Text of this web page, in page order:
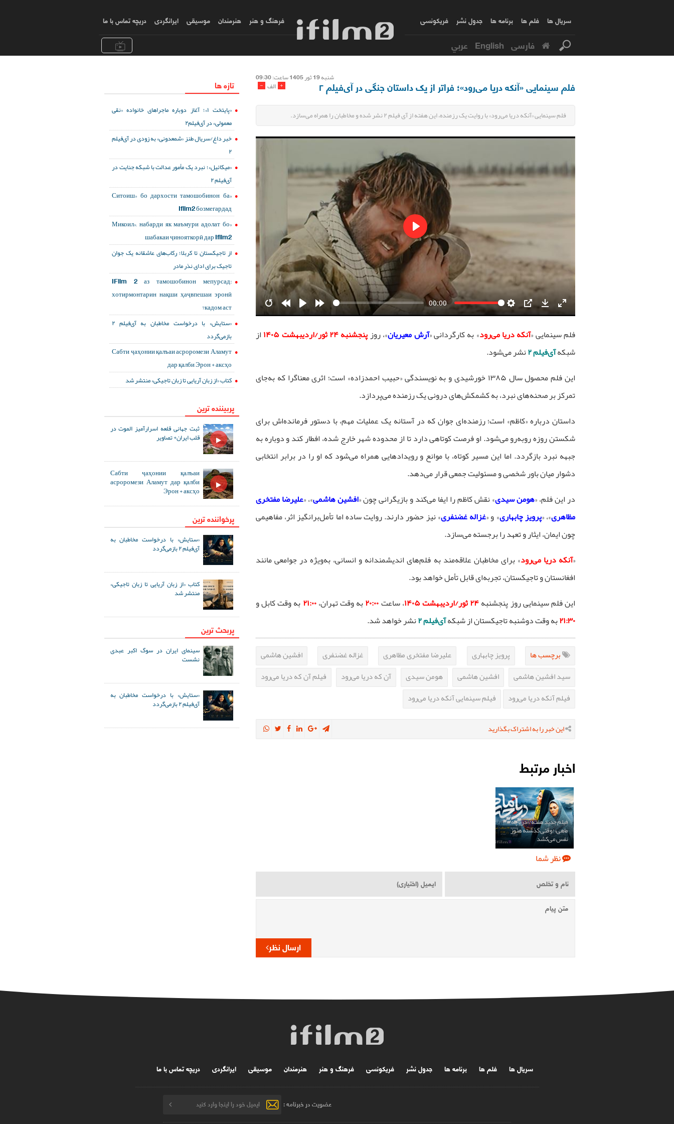
سریال ها فلم ها برنامه ها جدول نشر فریکونسی فرهنگ و هنر هنرمندان موسیقی ایرانگردی دریچه تماس با ما
فارسی English عربي
شنبه 19 ثور 1405 ساعت: 09:30
- الف + فلم سینمایی «آنکه دریا می‌رود»؛ فراتر از یک داستان جنگی در آی‌فیلم ۲
فلم سینمایی «آنکه دریا می‌رود» با روایت یک رزمنده، این هفته از آی فیلم ۲ نشر شده و مخاطبان را همراه می‌سازد.
RestartRewind
10s
Play Forward
10s
00:00
Settings Download
Enter
fullscreen
Play
فلم سینمایی «آنکه دریا می‌رود» به کارگردانی «آرش معیریان»، روزپنجشنبه ۲۴ ثور/اردیبهشت ۱۴۰۵
از
شبکهآی‌فیلم ۲ نشر می‌شود.
این فلم محصول سال ۱۳۸۵ خورشیدی و به نویسندگی «حبیب احمدزاده» است؛ اثری معناگرا که به‌جای
تمرکز بر صحنه‌های نبرد، به کشمکش‌های درونی یک رزمنده می‌پردازد.
داستان درباره «کاظم» است؛ رزمنده‌ای جوان که در آستانه یک عملیات مهم، با دستور فرمانده‌اش برای
شکستن روزه روبه‌رو می‌شود. او فرصت کوتاهی دارد تا از محدوده شهر خارج شده، افطار کند و دوباره به
جبهه نبرد بازگردد. اما این مسیر کوتاه، با موانع و رویدادهایی همراه می‌شود که او را در برابر انتخابی
دشوار میان باور شخصی و مسئولیت جمعی قرار می‌دهد.
در این فلم، «هومن سیدی» نقش کاظم را ایفا می‌کند و بازیگرانی چون «افشین هاشمی»، «علیرضا مفتخری
مظاهری»، «پرویز چابهاری» و «غزاله غضنفری» نیز حضور دارند. روایت ساده اما تأمل‌برانگیز اثر، مفاهیمی
چون ایمان، ایثار و تعهد را برجسته می‌سازد.
«آنکه دریا می‌رود» برای مخاطبان علاقه‌مند به فلم‌های اندیشمندانه و انسانی، به‌ویژه در جوامعی مانند
افغانستان و تاجیکستان، تجربه‌ای قابل تأمل خواهد بود.
این فلم سینمایی روز پنجشنبه۲۴ ثور/اردیبهشت ۱۴۰۵ ، ساعت۲۰:۰۰به وقت تهران،۲۱:۰۰به وقت کابل و
۲۱:۳۰به وقت دوشنبه تاجیکستان از شبکهآی‌فیلم ۲ نشر خواهد شد.
برچسب ها پرویز چابهاری علیرضا مفتخری مظاهری غزاله غضنفری
افشین هاشمی‌
سید افشین هاشمی
افشین هاشمی هومن سیدی آن که دریا می‌رود
فیلم آن که دریا می‌رود
فیلم آنکه دریا می‌رود
فیلم سینمایی آنکه دریا می‌رود
این خبر را به اشتراک بگذارید
اخبار مرتبط
فیلم جدید هفته/«دریاچه
ماهی»؛ وقتی گذشته هنوز
نفس می‌کشد
نظر شما
ارسال نظر
تازه ها
«پایتخت ۱»؛ آغاز دوباره ماجراهای خانواده «نقی
معمولی» در آی‌فیلم۲
خبر داغ/سریال طنز «شمعدونی» به زودی در آی‌فیلم
۲
«میکائیل»؛ نبرد یک مأمور عدالت با شبکه جنایت در
آی‌فیلم ۲
«Ситоиш» бо дархости тамошобинон ба
Ifilm2 бозмегардад
«Микоил»; набарди як маъмури адолат бо
шабакаи ҷинояткорӣ дар Ifilm2
از تاجیکستان تا کربلا؛ رکاب‌های عاشقانه یک جوان
تاجیک برای ادای نذر مادر
IFilm 2 аз тамошобинон мепурсад:
хотирмонтарин нақши ҳаҷвпешаи эронӣ
кадом аст?
«ستایش» با درخواست مخاطبان به آی‌فیلم ۲
بازمی‌گردد
Сабти ҷаҳонии қалъаи асроромези Аламут
дар қалби Эрон + аксҳо
کتاب «از زبان آریایی تا زبان تاجیکی» منتشر شد
پربیننده ترین
ثبت جهانی قلعه اسرارآمیز الموت در
قلب ایران+ تصاویر
Сабти ҷаҳонии қалъаи
асроромези Аламут дар қалби
Эрон + аксҳо
پرخواننده ترین
«ستایش» با درخواست مخاطبان به
آی‌فیلم ۲ بازمی‌گردد
کتاب «از زبان آریایی تا زبان تاجیکی»
منتشر شد
پربحث ترین
سینمای ایران در سوگ اکبر عبدی
نشست
«ستایش» با درخواست مخاطبان به
آی‌فیلم ۲ بازمی‌گردد
سریال ها فلم ها برنامه ها جدول نشر فریکونسی فرهنگ و هنر هنرمندان موسیقی ایرانگردی دریچه تماس با ما
عضویت در خبرنامه :